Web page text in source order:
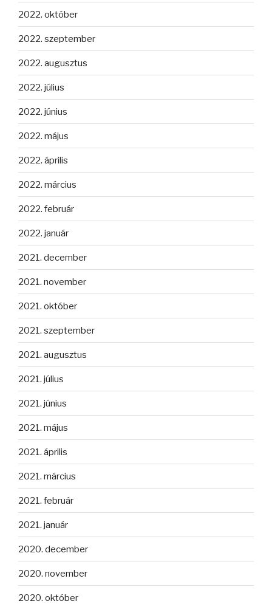
2022. október
2022. szeptember
2022. augusztus
2022. július
2022. június
2022. május
2022. április
2022. március
2022. február
2022. január
2021. december
2021. november
2021. október
2021. szeptember
2021. augusztus
2021. július
2021. június
2021. május
2021. április
2021. március
2021. február
2021. január
2020. december
2020. november
2020. október